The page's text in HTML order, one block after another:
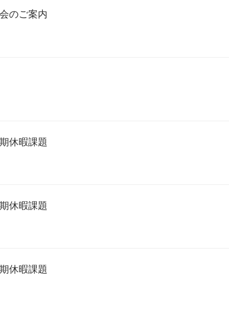
のご案内
休暇課題
休暇課題
休暇課題